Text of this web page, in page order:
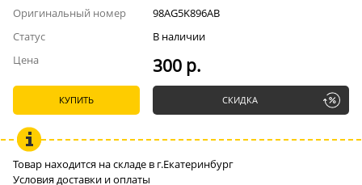
Оригинальный номер
98AG5K896AB
Статус
В наличии
Цена
300 р.
КУПИТЬ СКИДКА
Товар находится на складе в г.Екатеринбург
Условия доставки и оплаты